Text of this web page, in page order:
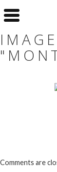
Comments are